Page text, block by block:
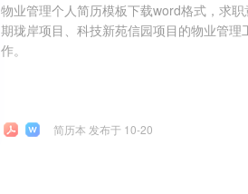
物业管理个人简历模板下载word格式，求
期珑岸项目、科技新苑信园项目的物业管
作。
简历本 发布于 10-20